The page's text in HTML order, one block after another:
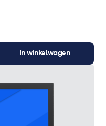
In winkelwagen